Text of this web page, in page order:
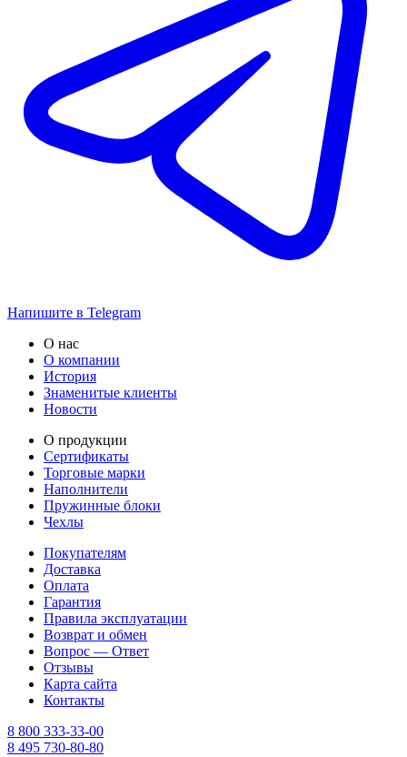
Напишите в Telegram
О нас
О компании
История
Знаменитые клиенты
Новости
О продукции
Сертификаты
Торговые марки
Наполнители
Пружинные блоки
Чехлы
Покупателям
Доставка
Оплата
Гарантия
Правила эксплуатации
Возврат и обмен
Вопрос — Ответ
Отзывы
Карта сайта
Контакты
8 800 333-33-00
8 495 730-80-80